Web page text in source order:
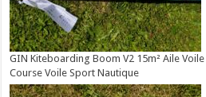
GIN Kiteboarding Boom V2 15m² Aile
Course Voile Sport Nautique